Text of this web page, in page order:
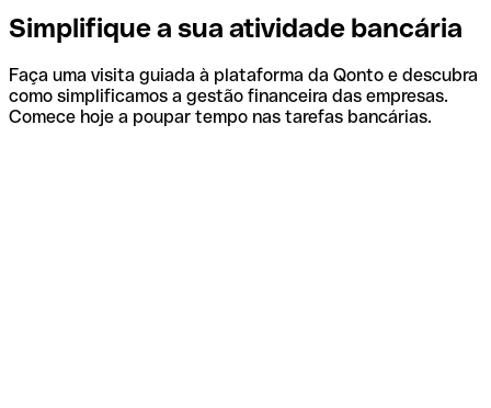
Simplifique a sua atividade bancária
Faça uma visita guiada à plataforma da Qonto e descubra
como simplificamos a gestão financeira das empresas.
Comece hoje a poupar tempo nas tarefas bancárias.